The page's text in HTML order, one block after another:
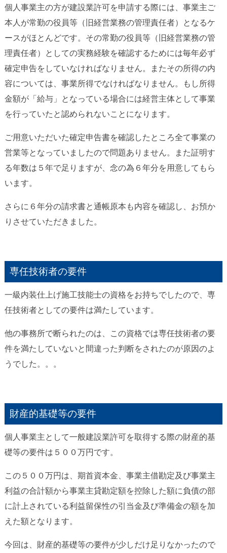
個人事業主の方が建設業許可を申請する際には、事業主ご
本人が常勤の役員等（旧経営業務の管理責任者）となるケ
ースがほとんどです。その常勤の役員等（旧経営業務の管
理責任者）としての実務経験を確認するためには毎年必ず
確定申告をしていなければなりません。またその所得の内
容については、事業所得でなければなりません。もし所得
金額が「給与」となっている場合には経営主体として事業
を行っていたと認められないことになります。
ご用意いただいた確定申告書を確認したところ全て事業の
営業等となっていましたので問題ありません。また証明す
る年数は５年で足りますが、念の為６年分を用意してもら
います。
さらに６年分の請求書と通帳原本も内容を確認し、お預か
りさせていただきました。
専任技術者の要件
一級内装仕上げ施工技能士の資格をお持ちでしたので、専
任技術者としての要件は満たしています。
他の事務所で断られたのは、この資格では専任技術者の要
件を満たしていないと間違った判断をされたのが原因のよ
うでした。。。
財産的基礎等の要件
個人事業主として一般建設業許可を取得する際の財産的基
礎等の要件は５００万円です。
この５００万円は、期首資本金、事業主借勘定及び事業主
利益の合計額から事業主貸勘定額を控除した額に負債の部
に計上されている利益留保性の引当金及び準備金の額を加
えた額となります。
今回は、財産的基礎等の要件が少しだけ足りなかったので